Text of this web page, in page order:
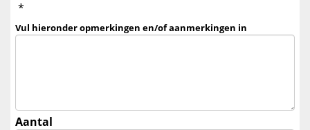
*
Vul hieronder opmerkingen en/of aanmerkingen in
Aantal